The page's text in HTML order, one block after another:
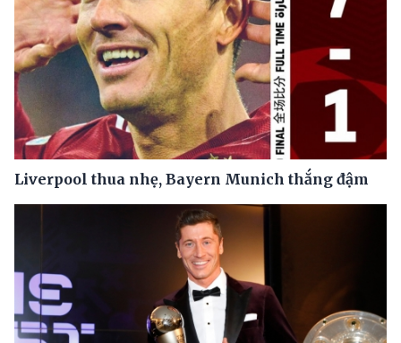
Liverpool thua nhẹ, Bayern Munich thắng đậm